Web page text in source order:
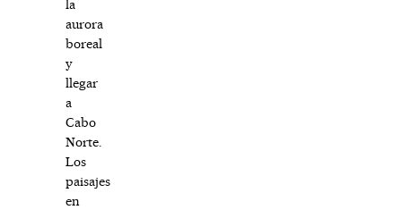
la
aurora
boreal
y
llegar
a
Cabo
Norte.
Los
paisajes
en